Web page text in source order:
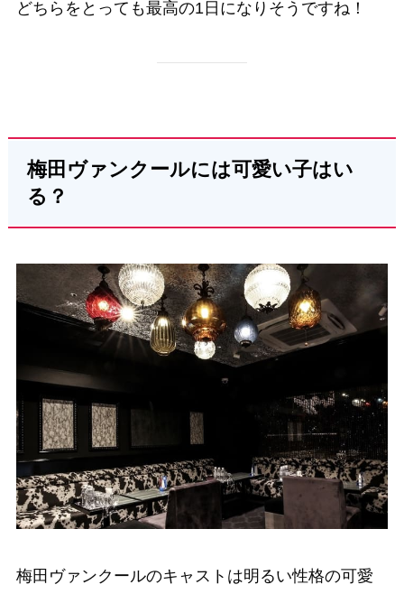
どちらをとっても最高の1日になりそうですね！
梅田ヴァンクールには可愛い子はい
る？
梅田ヴァンクールのキャストは明るい性格の可愛